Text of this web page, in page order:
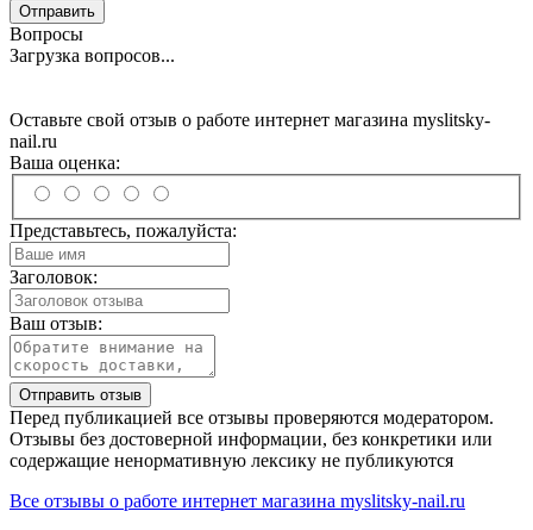
Отправить
Вопросы
Загрузка вопросов...
Оставьте свой отзыв о работе интернет магазина myslitsky-
nail.ru
Ваша оценка:
Представьтесь, пожалуйста:
Заголовок:
Ваш отзыв:
Отправить отзыв
Перед публикацией все отзывы проверяются модератором.
Отзывы без достоверной информации, без конкретики или
содержащие ненормативную лексику не публикуются
Все отзывы о работе интернет магазина myslitsky-nail.ru